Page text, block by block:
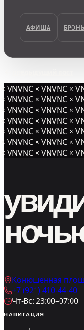
АФИША
VNVNC × VNVNC ×
VNVNC × VNVNC ×
VNVNC × VNVNC ×
VNVNC × VNVNC ×
VNVNC × VNVNC ×
VNVNC × VNVNC ×
VNVNC × VNVNC ×
Конюшенная
+7 (921) 410-44-40
Чт-Вс: 23:00–07:00
НАВИГАЦИЯ